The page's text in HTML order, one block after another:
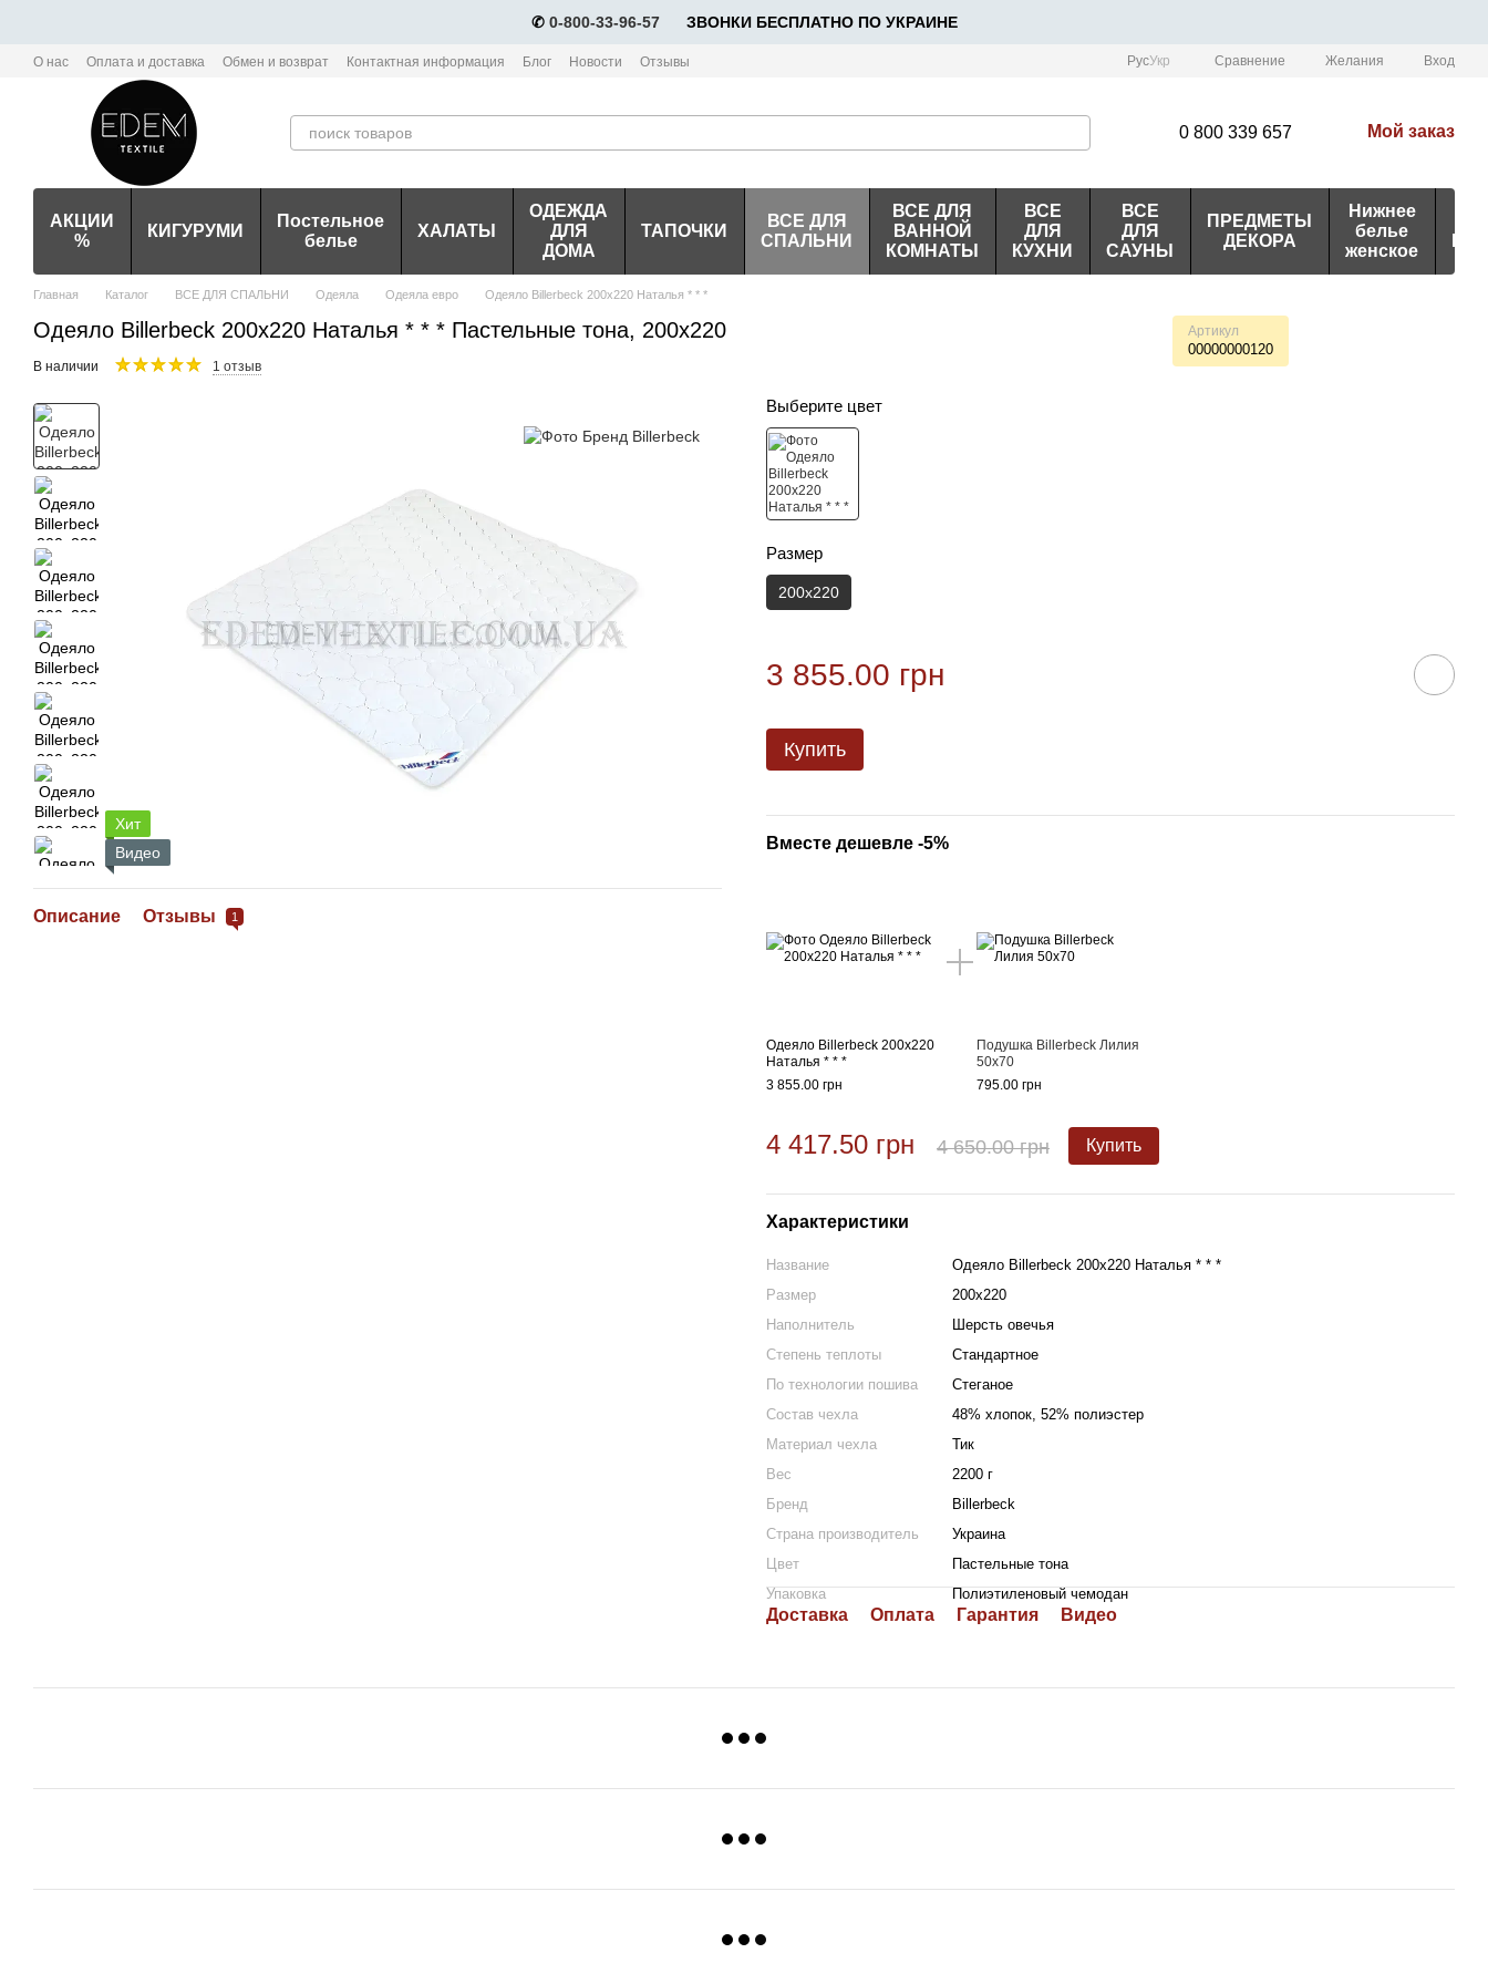
✆ 0-800-33-96-57⠀⠀ЗВОНКИ БЕСПЛАТНО ПО УКРАИНЕ
О нас Оплата и доставка Обмен и возврат Контактная информация Блог Новости
Отзывы
Политика конфиденциальности мобильного приложения Edem-Textile
РусУкр Сравнение Желания Вход
0 800 339 657 Мой заказ
АКЦИИ
%
КИГУРУМИ
Постельное
белье
ХАЛАТЫ
ОДЕЖДА
ДЛЯ
ДОМА
ТАПОЧКИ
ВСЕ ДЛЯ
СПАЛЬНИ
ВСЕ ДЛЯ
ВАННОЙ
КОМНАТЫ
ВСЕ
ДЛЯ
КУХНИ
ВСЕ
ДЛЯ
САУНЫ
ПРЕДМЕТЫ
ДЕКОРА
Нижнее
белье
женское
Главная Каталог ВСЕ ДЛЯ СПАЛЬНИ Одеяла Одеяла евро Одеяло Billerbeck 200х220 Наталья * * *
Одеяло Billerbeck 200х220 Наталья * * * Пастельные тона, 200х220 Артикул
00000000120
В наличии 1 отзыв
Хит
Видео
Описание Отзывы 1
Выберите цвет
Размер
200х220
3 855.00 грн
Купить
Вместе дешевле -5%
Одеяло Billerbeck 200х220
Наталья * * *
3 855.00 грн
Подушка Billerbeck Лилия
50х70
795.00 грн
4 417.50 грн 4 650.00 грн Купить
Характеристики
Название
Одеяло Billerbeck 200х220 Наталья * * *
Размер
200х220
Наполнитель
Шерсть овечья
Степень теплоты
Стандартное
По технологии пошива
Стеганое
Состав чехла
48% хлопок, 52% полиэстер
Материал чехла
Тик
Вес
2200 г
Бренд
Billerbeck
Страна производитель
Украина
Цвет
Пастельные тона
Упаковка
Полиэтиленовый чемодан
Доставка Оплата Гарантия Видео